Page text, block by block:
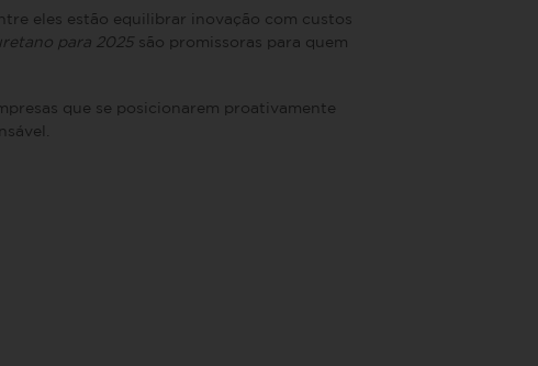
eles estão equilibrar inovação com custos
para 2025 são promissoras para quem
que se posicionarem proativamente